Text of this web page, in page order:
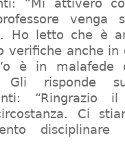
“Mi attiverò
venga
Ho letto che è
verifiche anche in
è in malafede
Gli risponde
Ci